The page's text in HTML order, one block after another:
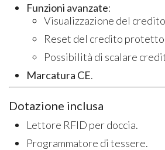
Funzioni avanzate:
Visualizzazione del
Reset del credito protetto
Possibilità di scalare
Marcatura CE.
Dotazione inclusa
Lettore RFID per doccia.
Programmatore di tessere.